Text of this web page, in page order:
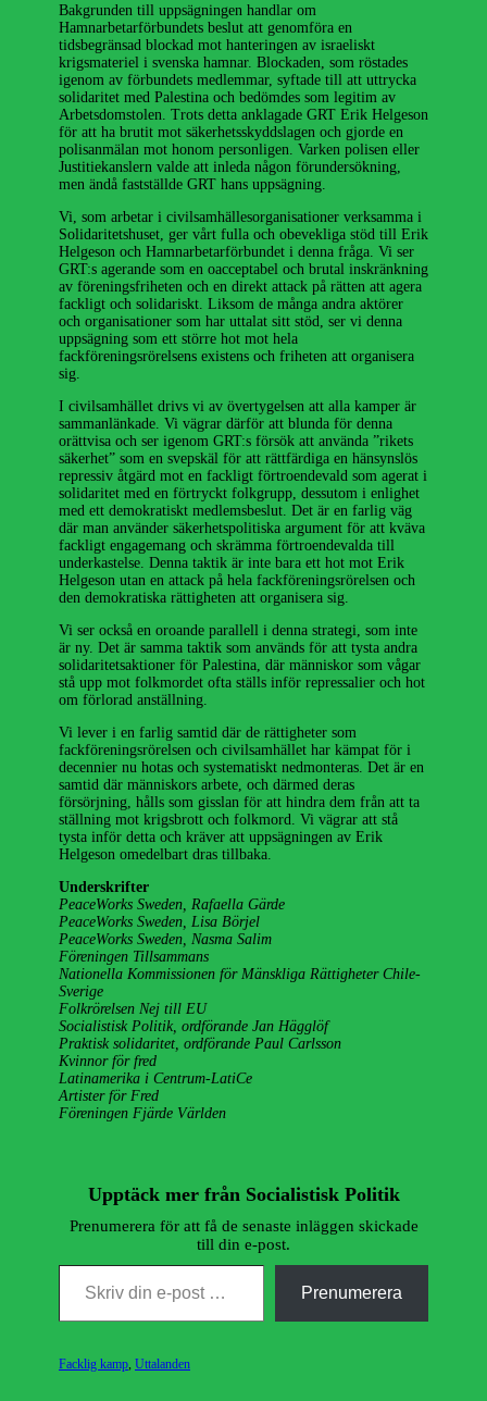
Bakgrunden till uppsägningen handlar om
Hamnarbetarförbundets beslut att genomföra en
tidsbegränsad blockad mot hanteringen av israeliskt
krigsmateriel i svenska hamnar. Blockaden, som röstades
igenom av förbundets medlemmar, syftade till att uttrycka
solidaritet med Palestina och bedömdes som legitim av
Arbetsdomstolen. Trots detta anklagade GRT Erik Helgeson
för att ha brutit mot säkerhetsskyddslagen och gjorde en
polisanmälan mot honom personligen. Varken polisen eller
Justitiekanslern valde att inleda någon förundersökning,
men ändå fastställde GRT hans uppsägning.
Vi, som arbetar i civilsamhällesorganisationer verksamma i
Solidaritetshuset, ger vårt fulla och obevekliga stöd till Erik
Helgeson och Hamnarbetarförbundet i denna fråga. Vi ser
GRT:s agerande som en oacceptabel och brutal inskränkning
av föreningsfriheten och en direkt attack på rätten att agera
fackligt och solidariskt. Liksom de många andra aktörer
och organisationer som har uttalat sitt stöd, ser vi denna
uppsägning som ett större hot mot hela
fackföreningsrörelsens existens och friheten att organisera
sig.
I civilsamhället drivs vi av övertygelsen att alla kamper är
sammanlänkade. Vi vägrar därför att blunda för denna
orättvisa och ser igenom GRT:s försök att använda ”rikets
säkerhet” som en svepskäl för att rättfärdiga en hänsynslös
repressiv åtgärd mot en fackligt förtroendevald som agerat i
solidaritet med en förtryckt folkgrupp, dessutom i enlighet
med ett demokratiskt medlemsbeslut. Det är en farlig väg
där man använder säkerhetspolitiska argument för att kväva
fackligt engagemang och skrämma förtroendevalda till
underkastelse. Denna taktik är inte bara ett hot mot Erik
Helgeson utan en attack på hela fackföreningsrörelsen och
den demokratiska rättigheten att organisera sig.
Vi ser också en oroande parallell i denna strategi, som inte
är ny. Det är samma taktik som används för att tysta andra
solidaritetsaktioner för Palestina, där människor som vågar
stå upp mot folkmordet ofta ställs inför repressalier och hot
om förlorad anställning.
Vi lever i en farlig samtid där de rättigheter som
fackföreningsrörelsen och civilsamhället har kämpat för i
decennier nu hotas och systematiskt nedmonteras. Det är en
samtid där människors arbete, och därmed deras
försörjning, hålls som gisslan för att hindra dem från att ta
ställning mot krigsbrott och folkmord. Vi vägrar att stå
tysta inför detta och kräver att uppsägningen av Erik
Helgeson omedelbart dras tillbaka.
Underskrifter
PeaceWorks Sweden, Rafaella Gärde
PeaceWorks Sweden, Lisa Börjel
PeaceWorks Sweden, Nasma Salim
Föreningen Tillsammans
Nationella Kommissionen för Mänskliga Rättigheter Chile-
Sverige
Folkrörelsen Nej till EU
Socialistisk Politik, ordförande Jan Hägglöf
Praktisk solidaritet, ordförande Paul Carlsson
Kvinnor för fred
Latinamerika i Centrum-LatiCe
Artister för Fred
Föreningen Fjärde Världen
Upptäck mer från Socialistisk Politik
Prenumerera för att få de senaste inläggen skickade
till din e-post.
Skriv din e-post …
Prenumerera
Kategorier
Facklig kamp Uttalanden